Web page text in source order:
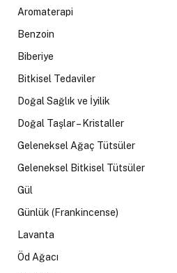
Aromaterapi
Benzoin
Biberiye
Bitkisel Tedaviler
Doğal Sağlık ve İyilik
Doğal Taşlar – Kristaller
Geleneksel Ağaç Tütsüler
Geleneksel Bitkisel Tütsüler
Gül
Günlük (Frankincense)
Lavanta
Öd Ağacı